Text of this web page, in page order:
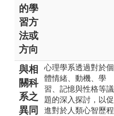
的學
習方
法或
方向
與相
關科
系之
異同
心理學系透過對於個
體情緒、動機、學
習、記憶與性格等議
題的深入探討，以促
進對於人類心智歷程